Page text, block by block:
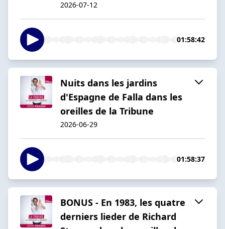
2026-07-12
01:58:42
Nuits dans les jardins
d'Espagne de Falla dans les
oreilles de la Tribune
2026-06-29
01:58:37
BONUS - En 1983, les quatre
derniers lieder de Richard